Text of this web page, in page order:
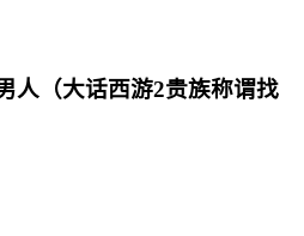
人（大话西游2贵族称谓找